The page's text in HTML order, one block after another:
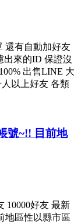
還有自動加好友
出來的ID 保證沒
出售LINE 大
以上好友 各類
號~!! 目前地
10000好友 最新
地區性以縣市區